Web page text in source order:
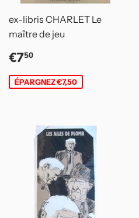
ex-libris CHARLET Le
maître de jeu
Prix
réduit
€750
ÉPARGNEZ €7,50